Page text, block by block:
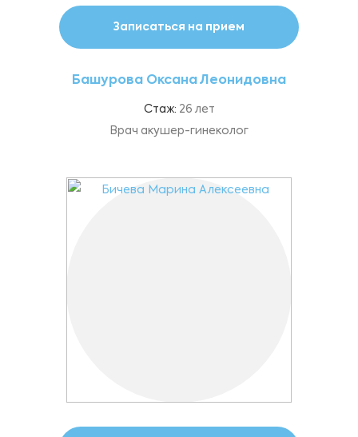
Записаться на прием
Башурова Оксана Леонидовна
Стаж: 26 лет
Врач акушер-гинеколог